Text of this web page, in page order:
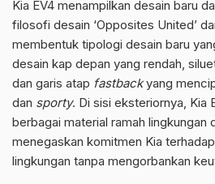
Kia EV4 menampilkan desain baru
filosofi desain ‘Opposites United’
membentuk tipologi desain baru
desain kap depan yang rendah,
dan garis atap fastbackyang
dan sporty. Di sisi eksteriornya, Kia
berbagai material ramah lingkungan
menegaskan komitmen Kia
lingkungan tanpa mengorbankan